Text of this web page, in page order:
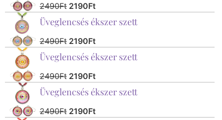
2490Ft 2190Ft
Üveglencsés ékszer szett
2490Ft 2190Ft
Üveglencsés ékszer szett
2490Ft 2190Ft
Üveglencsés ékszer szett
2490Ft 2190Ft